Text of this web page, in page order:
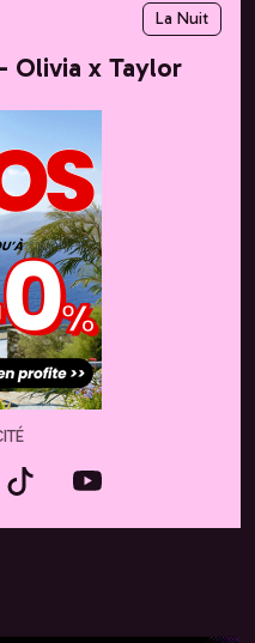
La Nuit
Olivia x Taylor